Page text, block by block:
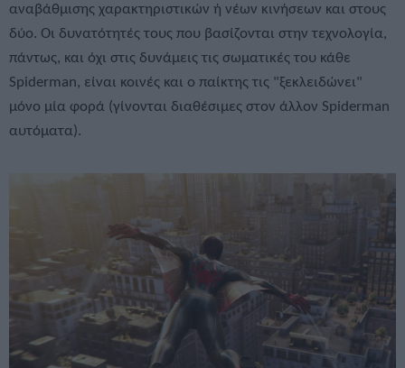
αναβάθμισης χαρακτηριστικών ή νέων κινήσεων και στους
δύο. Οι δυνατότητές τους που βασίζονται στην τεχνολογία,
πάντως, και όχι στις δυνάμεις τις σωματικές του κάθε
Spiderman, είναι κοινές και ο παίκτης τις "ξεκλειδώνει"
μόνο μία φορά (γίνονται διαθέσιμες στον άλλον Spiderman
αυτόματα).